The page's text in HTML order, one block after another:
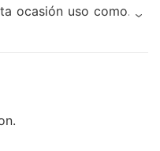
ocasión uso como